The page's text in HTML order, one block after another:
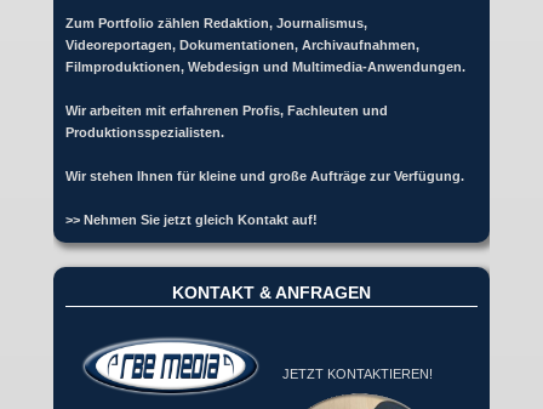
Zum Portfolio zählen Redaktion, Journalismus,
Videoreportagen, Dokumentationen, Archivaufnahmen,
Filmproduktionen, Webdesign und Multimedia-Anwendungen.
Wir arbeiten mit erfahrenen Profis, Fachleuten und
Produktionsspezialisten.
Wir stehen Ihnen für kleine und große Aufträge zur Verfügung.
>> Nehmen Sie jetzt gleich Kontakt auf!
KONTAKT & ANFRAGEN
JETZT KONTAKTIEREN!